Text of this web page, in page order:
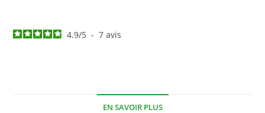
4.9/5 - 7avis
EN SAVOIR PLUS